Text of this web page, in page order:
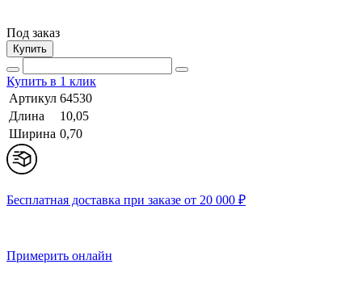
Под заказ
Купить
Купить в 1 клик
Артикул 64530
Длина
10,05
Ширина 0,70
Бесплатная доставка при заказе от 20 000 ₽
Примерить онлайн